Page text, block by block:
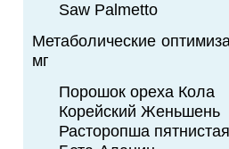
Saw Palmetto
Метаболические
мг
Порошок ореха Кола
Корейский Женьшень
Расторопша пятнистая